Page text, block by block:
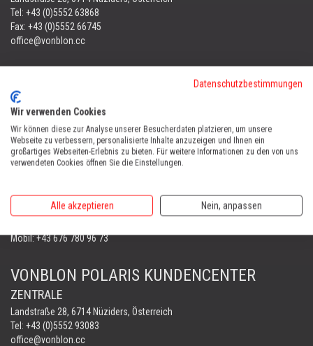
Tel: +43 (0)5552 63868
Fax: +43 (0)5552 66745
office@vonblon.cc
AUTOMOWER
Automower Kundendienst Nüziders
Tel:+43 (0)5552 31607
AUTOMOWER SHOP LUSTENAU
Maria-Theresien-Straße 77, 6890 Lustenau
Mobil:+43 676 780 96 73
VONBLON POLARIS KUNDENCENTER
ZENTRALE
Landstraße 28, 6714 Nüziders, Österreich
Tel: +43 (0)5552 93083
office@vonblon.cc
Datenschutzbestimmungen
Wir verwenden Cookies
Wir können diese zur Analyse unserer Besucherdaten platzieren, um unsere
Webseite zu verbessern, personalisierte Inhalte anzuzeigen und Ihnen ein
großartiges Webseiten-Erlebnis zu bieten. Für weitere Informationen zu den von uns
verwendeten Cookies öffnen Sie die Einstellungen.
Alle akzeptieren Nein, anpassen